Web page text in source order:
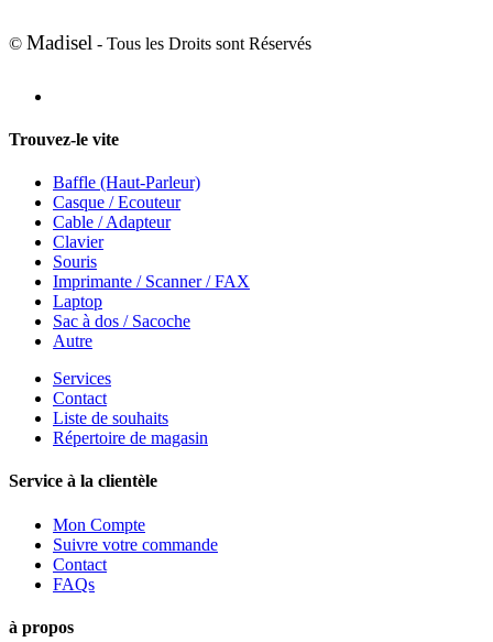
© Madisel - Tous les Droits sont Réservés
Trouvez-le vite
Baffle (Haut-Parleur)
Casque / Ecouteur
Cable / Adapteur
Clavier
Souris
Imprimante / Scanner / FAX
Laptop
Sac à dos / Sacoche
Autre
Services
Contact
Liste de souhaits
Répertoire de magasin
Service à la clientèle
Mon Compte
Suivre votre commande
Contact
FAQs
à propos